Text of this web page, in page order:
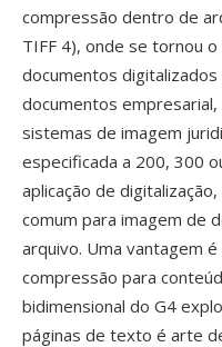
compressão dentro de
TIFF 4), onde se tornou
documentos
documentos
sistemas de imagem
especificada a 200, 300
aplicação de
comum para imagem de
arquivo. Uma vantagem
compressão para
bidimensional do G4
páginas de texto é arte